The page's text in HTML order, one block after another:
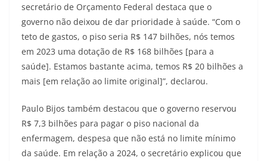
secretário de Orçamento Federal destaca que o
governo não deixou de dar prioridade à saúde. “Com o
teto de gastos, o piso seria R$ 147 bilhões, nós temos
em 2023 uma dotação de R$ 168 bilhões [para a
saúde]. Estamos bastante acima, temos R$ 20 bilhões a
mais [em relação ao limite original]”, declarou.
Paulo Bijos também destacou que o governo reservou
R$ 7,3 bilhões para pagar o piso nacional da
enfermagem, despesa que não está no limite mínimo
da saúde. Em relação a 2024, o secretário explicou que